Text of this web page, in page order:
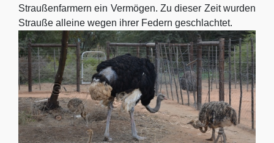
Straußenfarmern ein Vermögen. Zu dieser Zeit wurden
Strauße alleine wegen ihrer Federn geschlachtet.